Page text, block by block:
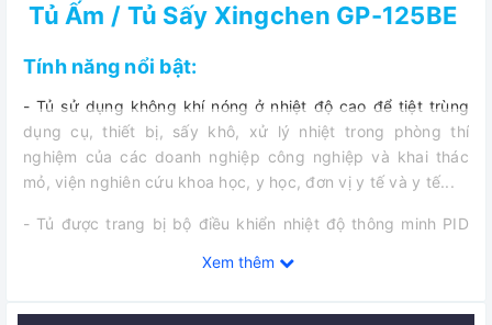
Tủ Ấm / Tủ Sấy Xingchen GP-125BE
Tính năng nổi bật:
- Tủ sử dụng không khí nóng ở nhiệt độ cao để tiệt trùng
dụng cụ, thiết bị, sấy khô, xử lý nhiệt trong phòng thí
nghiệm của các doanh nghiệp công nghiệp và khai thác
mỏ, viện nghiên cứu khoa học, y học, đơn vị y tế và y tế...
- Tủ được trang bị bộ điều khiển nhiệt độ thông minh PID
- Gia nhiệt nhanh chóng, làm nóng không khí có quạt
Xem thêm